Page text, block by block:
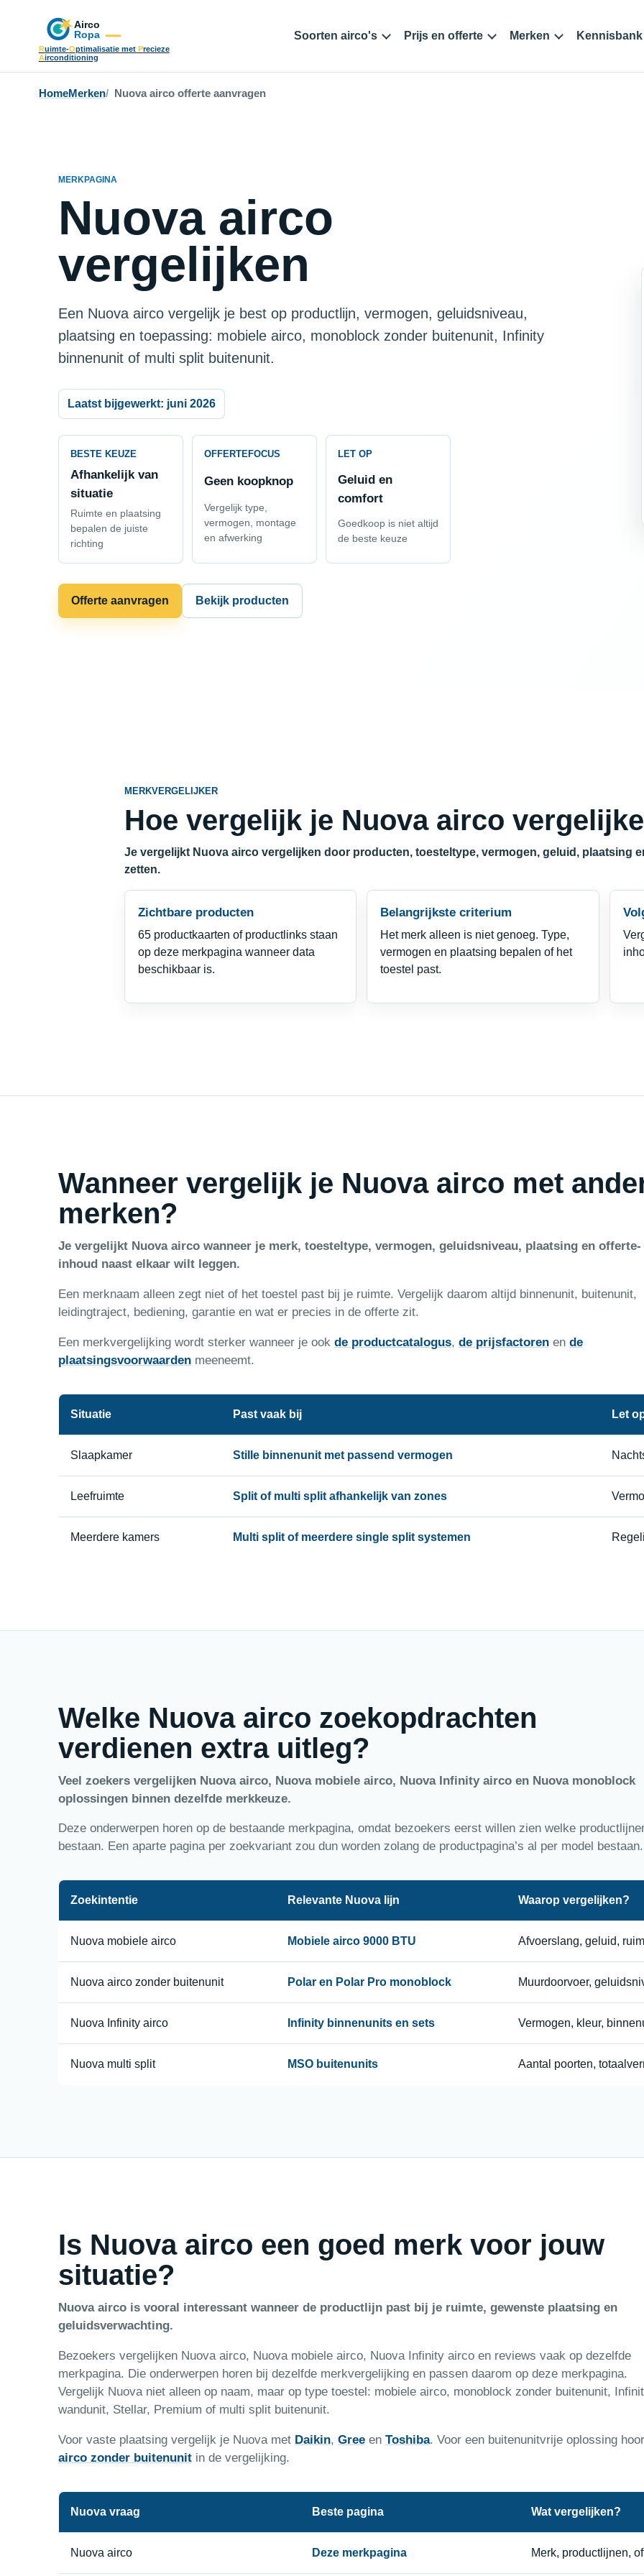
Ruimte-Optimalisatie met Precieze
Airconditioning
Soorten airco's Prijs en offerte Merken Kennisbank
HomeMerken Nuova airco offerte aanvragen
MERKPAGINA
Nuova airco
vergelijken
Een Nuova airco vergelijk je best op productlijn, vermogen, geluidsniveau,
plaatsing en toepassing: mobiele airco, monoblock zonder buitenunit, Infinity
binnenunit of multi split buitenunit.
Laatst bijgewerkt: juni 2026
BESTE KEUZE
Afhankelijk van
situatie
Ruimte en plaatsing
bepalen de juiste
richting
OFFERTEFOCUS
Geen koopknop
Vergelijk type,
vermogen, montage
en afwerking
LET OP
Geluid en
comfort
Goedkoop is niet altijd
de beste keuze
Offerte aanvragen Bekijk producten
MERKVERGELIJKER
Hoe vergelijk je Nuova airco
Je vergelijkt Nuova airco vergelijken door producten, toesteltype, vermogen, geluid, plaatsing
zetten.
Zichtbare producten
65 productkaarten of productlinks staan
op deze merkpagina wanneer data
beschikbaar is.
Belangrijkste criterium
Het merk alleen is niet genoeg. Type,
vermogen en plaatsing bepalen of het
toestel past.
Wanneer vergelijk je Nuova airco met
merken?
Je vergelijkt Nuova airco wanneer je merk, toesteltype, vermogen, geluidsniveau, plaatsing en offerte-
inhoud naast elkaar wilt leggen.
Een merknaam alleen zegt niet of het toestel past bij je ruimte. Vergelijk daarom altijd binnenunit, buitenunit,
leidingtraject, bediening, garantie en wat er precies in de offerte zit.
Een merkvergelijking wordt sterker wanneer je ook de productcatalogus, de prijsfactorenen de
plaatsingsvoorwaardenmeeneemt.
Situatie Past vaak bij Let
Slaapkamer Stille binnenunit met passend vermogen
Leefruimte Split of multi split afhankelijk van zones
Meerdere kamers Multi split of meerdere single split systemen
Welke Nuova airco zoekopdrachten
verdienen extra uitleg?
Veel zoekers vergelijken Nuova airco, Nuova mobiele airco, Nuova Infinity airco en Nuova monoblock
oplossingen binnen dezelfde merkkeuze.
Deze onderwerpen horen op de bestaande merkpagina, omdat bezoekers eerst willen zien welke
bestaan. Een aparte pagina per zoekvariant zou dun worden zolang de productpagina’s al per model bestaan.
Zoekintentie Relevante Nuova lijn Waarop vergelijken?
Nuova mobiele airco Mobiele airco 9000 BTU Afvoerslang, geluid,
Nuova airco zonder buitenunit Polar en Polar Pro monoblock Muurdoorvoer,
Nuova Infinity airco Infinity binnenunits en sets Vermogen, kleur,
Nuova multi split MSO buitenunits Aantal poorten,
Is Nuova airco een goed merk voor jouw
situatie?
Nuova airco is vooral interessant wanneer de productlijn past bij je ruimte, gewenste plaatsing en
geluidsverwachting.
Bezoekers vergelijken Nuova airco, Nuova mobiele airco, Nuova Infinity airco en reviews vaak op dezelfde
merkpagina. Die onderwerpen horen bij dezelfde merkvergelijking en passen daarom op deze merkpagina.
Vergelijk Nuova niet alleen op naam, maar op type toestel: mobiele airco, monoblock zonder buitenunit,
wandunit, Stellar, Premium of multi split buitenunit.
Voor vaste plaatsing vergelijk je Nuova met Daikin, Greeen Toshiba. Voor een buitenunitvrije oplossing
airco zonder buitenunitin de vergelijking.
Nuova vraag Beste pagina Wat vergelijken?
Nuova airco Deze merkpagina Merk, productlijnen,